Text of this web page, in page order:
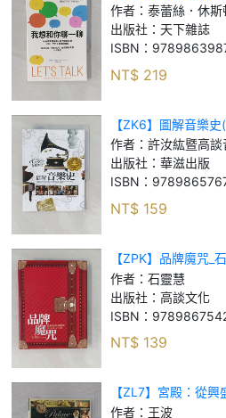
者告訴你受用一生
於談判╳被質疑的勇
作者： 泰蕾絲．休斯
出版社： 天下雜誌
ISBN：
NT$ 219
【ZK6】圖解音樂
畫小組
作者： 許汝紘暨高談
出版社： 華滋出版
ISBN：
NT$ 159
【ZPK】品牌魔咒_
作者： 石靈慧
出版社： 高談文化
ISBN：
NT$ 139
【ZL7】宮殿：從
作者： 王波